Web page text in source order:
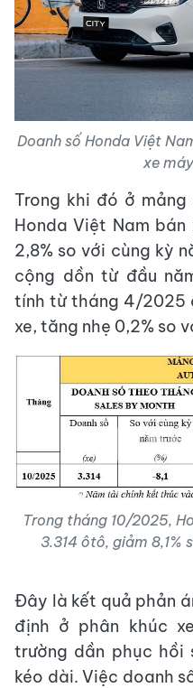
Doanh số Honda Việt
xe
Trong khi đó ở
Honda Việt Nam
2,8% so với cùng kỳ
cộng dồn từ đầu
tính từ tháng 4/2025
xe, tăng nhẹ 0,2% so
Trong tháng 10/2025,
3.314 ôtô, giảm 8,1%
Đây là kết quả phản
định ở phân khúc
trường dần phục hồi
kéo dài. Việc doanh